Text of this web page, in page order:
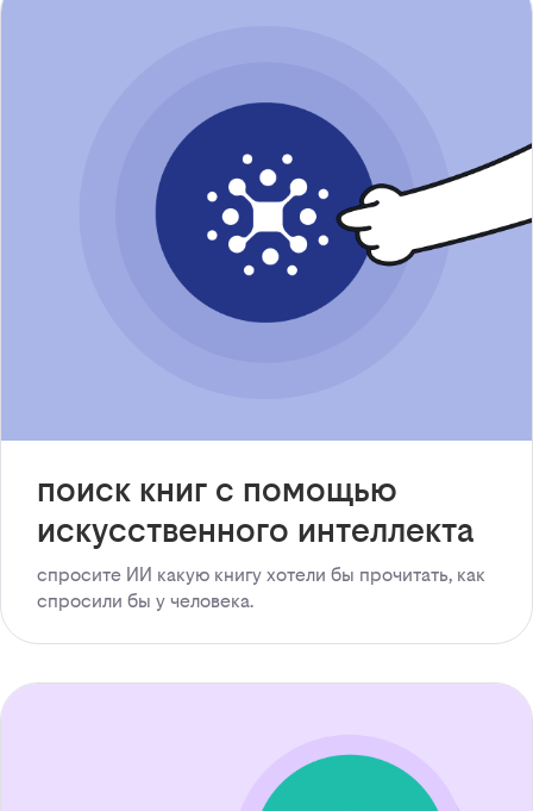
поиск книг с помощью
искусственного интеллекта
спросите ИИ какую книгу хотели бы прочитать, как
спросили бы у человека.